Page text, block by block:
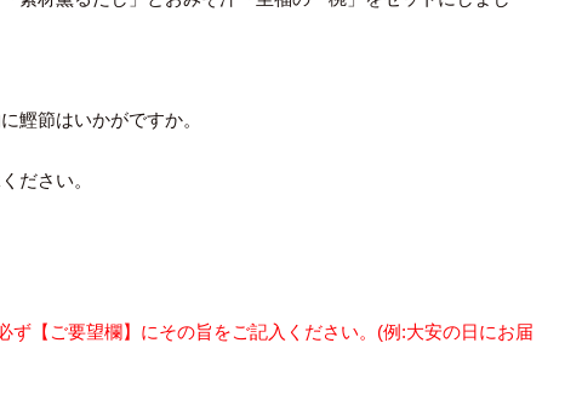
鰹節はいかがですか。
ださい。
【ご要望欄】にその旨をご記入ください。(例:大安の日にお届